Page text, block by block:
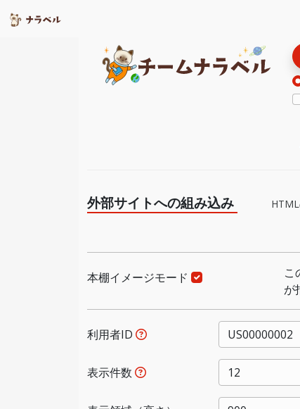
外部サイトへの組み込み
本棚イメージモード
こ
が
利用者ID
表示件数